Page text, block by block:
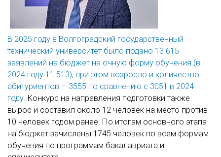
В 2025 году в Волгоградский государственный
технический университет было подано 13 615
заявлений на бюджет на очную форму обучения (в
2024 году 11 513), при этом возросло и количество
абитуриентов – 3555 по сравнению с 3051 в 2024
году. Конкурс на направления подготовки также
вырос и составил около 12 человек на место против
10 человек годом ранее. По итогам основного этапа
на бюджет зачислены 1745 человек по всем формам
обучения по программам бакалавриата и